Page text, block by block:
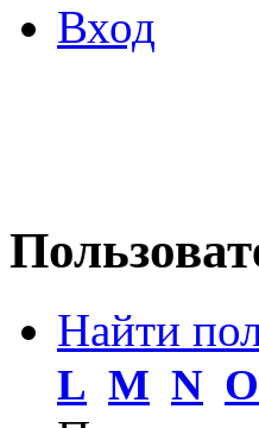
Вход
Найти
L M N O